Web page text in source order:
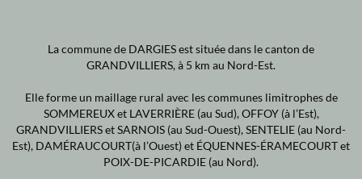
La commune de DARGIES est située dans le canton de
GRANDVILLIERS, à 5 km au Nord-Est.
Elle forme un maillage rural avec les communes limitrophes de
SOMMEREUX et LAVERRIÈRE (au Sud), OFFOY (à l’Est),
GRANDVILLIERS et SARNOIS (au Sud-Ouest), SENTELIE (au Nord-
Est), DAMÉRAUCOURT(à l’Ouest) et ÉQUENNES-ÉRAMECOURT et
POIX-DE-PICARDIE (au Nord).